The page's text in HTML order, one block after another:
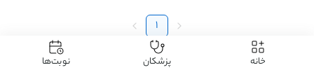
دکتر خارش بدن
1
خانه پزشکان نوبت‌ها